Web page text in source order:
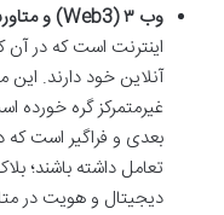
وب ۳ (Web3) و متاورس (Metaverse):
اینترنت است که در آن
غیرمتمرکز گره
بعدی و فراگیر است که
تعامل داشته باشند؛
دیجیتال و هویت در